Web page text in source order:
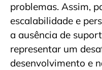
problemas. Assim,
escalabilidade e
a ausência de
representar um
desenvolvimento e